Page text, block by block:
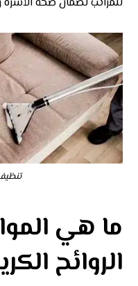
ما هي
الروائح